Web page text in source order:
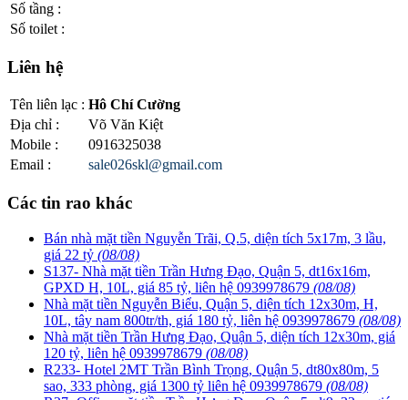
Số tầng :
Số toilet :
Liên hệ
Tên liên lạc : Hô Chí Cường
Địa chỉ :
Võ Văn Kiệt
Mobile :
0916325038
Email : sale026skl@gmail.com
Các tin rao khác
Bán nhà mặt tiền Nguyễn Trãi, Q.5, diện tích 5x17m, 3 lầu,
giá 22 tỷ (08/08)
S137- Nhà mặt tiền Trần Hưng Đạo, Quận 5, dt16x16m,
GPXD H, 10L, giá 85 tỷ, liên hệ 0939978679 (08/08)
Nhà mặt tiền Nguyễn Biểu, Quận 5, diện tích 12x30m, H,
10L, tây nam 800tr/th, giá 180 tỷ, liên hệ 0939978679 (08/08)
Nhà mặt tiền Trần Hưng Đạo, Quận 5, diện tích 12x30m, giá
120 tỷ, liên hệ 0939978679 (08/08)
R233- Hotel 2MT Trần Bình Trọng, Quận 5, dt80x80m, 5
sao, 333 phòng, giá 1300 tỷ liên hệ 0939978679 (08/08)